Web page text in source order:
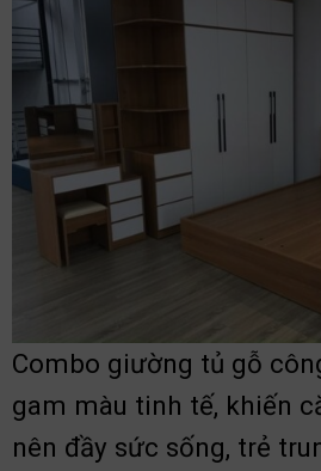
Combo giường tủ gỗ
gam màu tinh tế, khiến
nên đầy sức sống, trẻ